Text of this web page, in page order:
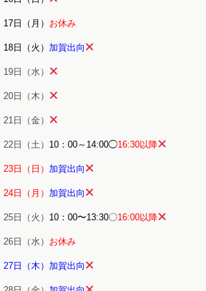
17日（月） お休み
18日（火） 加賀出向
19日（水）
20日（木）
21日（金）
22日（土） 10：00～14:00◯16:30以降
23日（日） 加賀出向
24日（月） 加賀出向
25日（火） 10：00〜13:30〇16:00以降
26日（水） お休み
27日（木）加賀出向